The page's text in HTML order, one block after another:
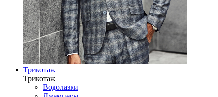
Трикотаж
Трикотаж
Водолазки